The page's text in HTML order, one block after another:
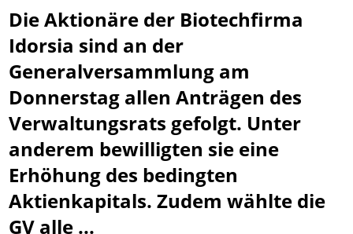
Die Aktionäre der Biotechfirma
Idorsia sind an der
Generalversammlung am
Donnerstag allen Anträgen des
Verwaltungsrats gefolgt. Unter
anderem bewilligten sie eine
Erhöhung des bedingten
Aktienkapitals. Zudem wählte die
GV alle ...